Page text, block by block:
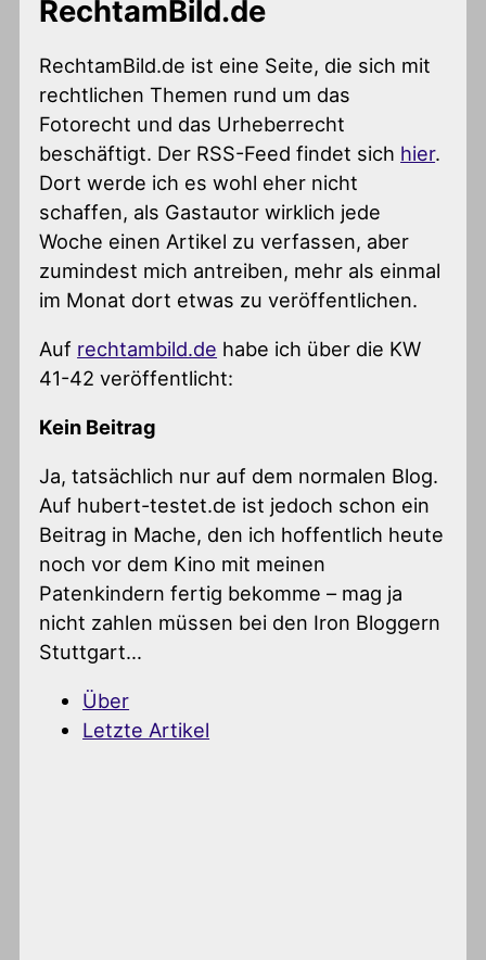
RechtamBild.de
RechtamBild.de ist eine Seite, die sich mit
rechtlichen Themen rund um das
Fotorecht und das Urheberrecht
beschäftigt. Der RSS-Feed findet sich hier.
Dort werde ich es wohl eher nicht
schaffen, als Gastautor wirklich jede
Woche einen Artikel zu verfassen, aber
zumindest mich antreiben, mehr als einmal
im Monat dort etwas zu veröffentlichen.
Auf rechtambild.de habe ich über die KW
41-42 veröffentlicht:
Kein Beitrag
Ja, tatsächlich nur auf dem normalen Blog.
Auf hubert-testet.de ist jedoch schon ein
Beitrag in Mache, den ich hoffentlich heute
noch vor dem Kino mit meinen
Patenkindern fertig bekomme – mag ja
nicht zahlen müssen bei den Iron Bloggern
Stuttgart…
Über
Letzte Artikel